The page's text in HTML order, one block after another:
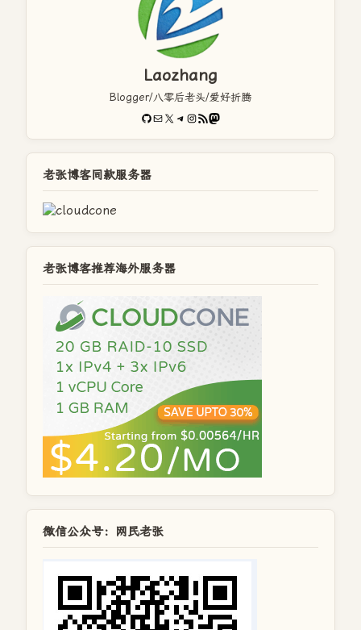
Laozhang
Blogger/八零后老头/爱好折腾
GitHub
电子邮件X Telegram
Instagram
RSS FeedMastodon
老张博客同款服务器
老张博客推荐海外服务器
微信公众号：网民老张